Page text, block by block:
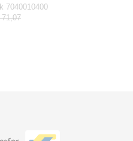
7040010400
71,07